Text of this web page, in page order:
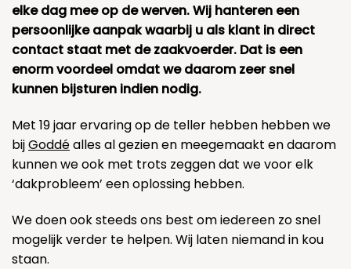
elke dag mee op de werven. Wij hanteren een
persoonlijke aanpak waarbij u als klant in direct
contact staat met de zaakvoerder. Dat is een
enorm voordeel omdat we daarom zeer snel
kunnen bijsturen indien nodig.
Met 19 jaar ervaring op de teller hebben hebben we
bijGoddéalles al gezien en meegemaakt en daarom
kunnen we ook met trots zeggen dat we voor elk
‘dakprobleem’ een oplossing hebben.
We doen ook steeds ons best om iedereen zo snel
mogelijk verder te helpen. Wij laten niemand in kou
staan.